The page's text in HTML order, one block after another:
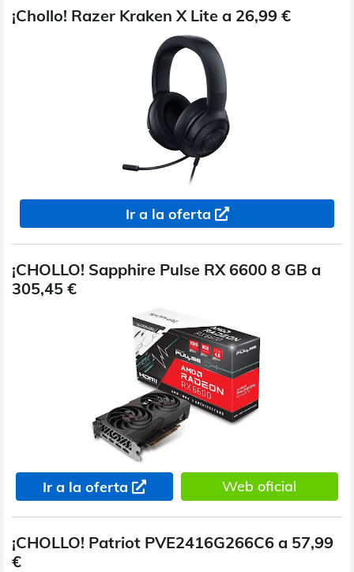
¡Chollo! Razer Kraken X Lite a 26,99 €
Ir a la oferta
¡CHOLLO! Sapphire Pulse RX 6600 8 GB a
305,45 €
Ir a la oferta Web oficial
¡CHOLLO! Patriot PVE2416G266C6 a 57,99
€